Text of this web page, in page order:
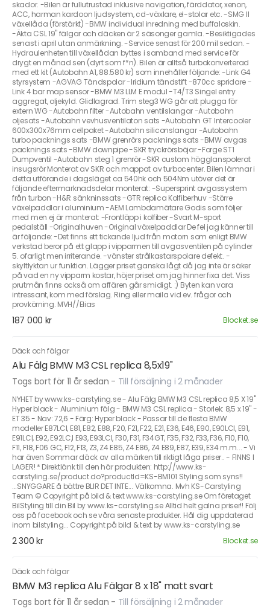
skador. -Bilen är fullutrustad inklusive navigation, färddator, xenon,
ACC, harman kardoon ljudsystem, cd-växlare, el-stolar etc. -SMG II
växellåda (förstärkt) -BMW individual inredning med buffaloskin.
-Äkta CSL 19" fälgar och däcken är 2 säsonger gamla. -Besiktigades
senast i april utan anmärkning. -Service senast för 200 mil sedan. -
Hydraulenheten till växellådan byttes i samband med service för
drygt en månad sen (dyrt som f*n). Bilen är alltså turbokonverterad
med ett kit (Autobahn A1, 88.580 kr) som innehåller följande: -Link G4
styrsystem -AGVAG Tändspolar -Iridium tändstift -870cc spridare -
Link 4 bar map sensor -BMW M3 LLM E modul -T4/T3 Singel entry
aggregat, oljekyld. Glidlagrad. Trim steg3 WG går att plugga för
extern WG -Autobahn filter -Autobahn ventilslangar -Autobahn
oljesats -Autobahn vevhusventilaton sats -Autobahn GT Intercooler
600x300x76mm cellpaket -Autobahn siliconslangar -Autobahn
turbo packnings sats -BMW grenrörs packnings sats -BMW avgas
packnings sats -BMW downpipe -SKR tryckrörsböjar -Forge ST1
Dumpventil -Autobahn steg 1 grenrör -SKR custom högglanspolerat
insugsrör Monterat av SKR och mappat av turbocenter. Bilen lämnar i
detta utförande i dagsläget ca 540hk och 504Nm utöver det är
följande eftermarknadsdelar monterat: -Supersprint avgassystem
från turbon -H&R sänkninssats -GTR replica Kolfiberhuv -Större
växelpaddlar i aluminium -AEM Lambdamätare Godis som följer
med men ej är monterat: -Frontläpp i kolfiber -Svart M-sport
pedalställ -Originalhuven -Original växelpaddlar De fel jag känner till
är följande: -Det finns ett tickande ljud från motorn som enligt BMW
verkstad beror på ett glapp i vipparmen till avgasventilen på cylinder
5. ofarligt men irriterande. -vänster strålkastarspolare defekt. -
skyltlyktan ur funktion. Lägger priset ganska lågt då jag inte är säker
på vad en ny vipparm kostar, höjer priset om jag hinner fixa det. Viss
prutmån finns också om affären går smidigt. :) Byten kan vara
intressant, kom med förslag. Ring eller maila vid ev. frågor och
provkörning. MVH//Elias
187 000 kr Blocket.se
Däck och fälgar
Alu Fälg BMW M3 CSL replica 8,5x19"
Togs bort för 11 år sedan - Till försäljning i 2 månader
NYHET by www.ks-carstyling.se - Alu Fälg BMW M3 CSL replica 8,5 X 19"
Hyper black - Aluminium fälg - BMW M3 CSL replica - Storlek: 8,5 x 19" -
ET 35 - Nav: 72,6 - Färg: Hyper black - Passar till de flesta BMW
modeller E87LCI, E81, E82, E88, F20, F21, F22, E21, E36, E46, E90, E90LCI, E91,
E91LCI, E92, E92LC,I E93, E93LCI, F30, F31, F34GT, F35, F32, F33, F36, F10, F10,
F11, F18, F06 GC, F12, F13, Z3, Z4 E85, Z4 E86, Z4 E89, E87, E39, E34 m.m... - Vi
har även Sommar däck av alla märken till riktigt låga priser.. - FINNS I
LAGER! * Direktlänk till den här produkten: http://www.ks-
carstyling.se/product.do?productId=KS-BM101 Styling som syns!!
...SNYGGARE å bättre BLIR DET INTE... Välkomna. Mvh KS-Carstyling
Team © Copyright på bild & text www.ks-carstyling.se Om företaget
BilStyling till din Bil by www.ks-carstyling.se Alltid helt galna priser!! Följ
oss på facebook och se våra senaste produkter. Hål dig uppdaterad
inom bilstyling... Copyright på bild & text by www.ks-carstyling.se
2 300 kr Blocket.se
Däck och fälgar
BMW M3 replica Alu Fälgar 8 x 18" matt svart
Togs bort för 11 år sedan - Till försäljning i 2 månader